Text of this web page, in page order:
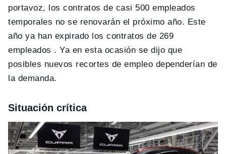
portavoz, los contratos de casi 500 empleados
temporales no se renovarán el próximo año. Este
año ya han expirado los contratos de 269
empleados . Ya en esta ocasión se dijo que
posibles nuevos recortes de empleo dependerían de
la demanda.
Situación crítica